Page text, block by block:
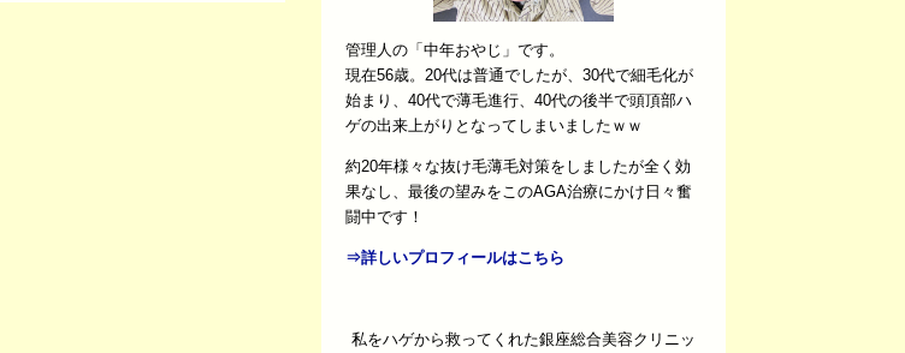
管理人の「中年おやじ」です。
現在56歳。20代は普通でしたが、30代で細毛化が
始まり、40代で薄毛進行、40代の後半で頭頂部ハ
ゲの出来上がりとなってしまいましたｗｗ
約20年様々な抜け毛薄毛対策をしましたが全く効
果なし、最後の望みをこのAGA治療にかけ日々奮
闘中です！
⇒詳しいプロフィールはこちら
私をハゲから救ってくれた銀座総合美容クリニッ